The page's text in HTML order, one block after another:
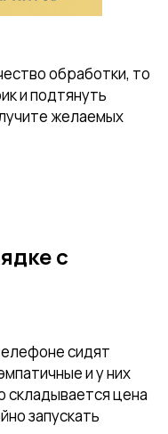
обработки, то
и подтянуть
желаемых
с
сидят
и у них
складывается цена
запускать